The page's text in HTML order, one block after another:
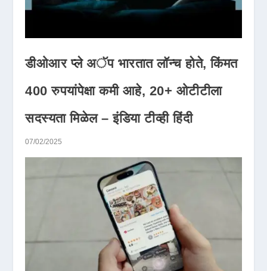
डीओआर प्ले अॅप भारतात लॉन्च होते, किंमत
400 रुपयांपेक्षा कमी आहे, 20+ ओटीटीला
सदस्यता मिळेल – इंडिया टीव्ही हिंदी
07/02/2025